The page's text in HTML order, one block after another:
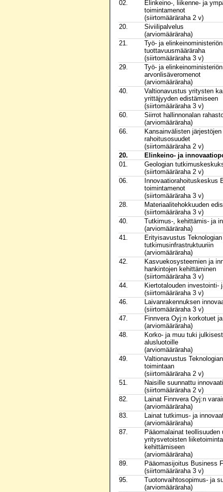
02.
Elinkeino-, liikenne- ja
toimintamenot
(siirtomääräraha 2 v)
20.
Siviilipalvelus
(arviomääräraha)
21.
Työ- ja
tuottavuusmääräraha
(siirtomääräraha 3 v)
29.
Työ- ja
arvonlisäveromenot
(arviomääräraha)
40.
Valtionavustus yritysten
yrittäjyyden edistämiseen
(siirtomääräraha 3 v)
60.
Siirrot hallinnonalan
(arviomääräraha)
66.
Kansainvälisten
rahoitusosuudet
(siirtomääräraha 2 v)
20.
Elinkeino- ja
01.
Geologian
(siirtomääräraha 2 v)
06.
Innovaatiorahoituskeskus
toimintamenot
(siirtomääräraha 3 v)
28.
Materiaalitehokkuuden
(siirtomääräraha 3 v)
40.
Tutkimus-, kehittämis- ja
(arviomääräraha)
41.
Erityisavustus
tutkimusinfrastruktuuriin
(arviomääräraha)
42.
Kasvuekosysteemien ja
hankintojen kehittäminen
(siirtomääräraha 3 v)
44.
Kiertotalouden investointi-
(siirtomääräraha 3 v)
46.
Laivanrakennuksen
(siirtomääräraha 3 v)
47.
Finnvera Oyj:n korkotuet
(arviomääräraha)
48.
Korko- ja muu tuki
alusluotoille
(arviomääräraha)
49.
Valtionavustus
toimintaan
(siirtomääräraha 2 v)
51.
Naisille suunnattu
(siirtomääräraha 2 v)
82.
Lainat Finnvera Oyj:n
(arviomääräraha)
83.
Lainat tutkimus- ja
(arviomääräraha)
87.
Pääomalainat
yritysvetoisten
kehittämiseen
(arviomääräraha)
89.
Pääomasijoitus Business
(siirtomääräraha 3 v)
95.
Tuotonvaihtosopimus- ja
(arviomääräraha)